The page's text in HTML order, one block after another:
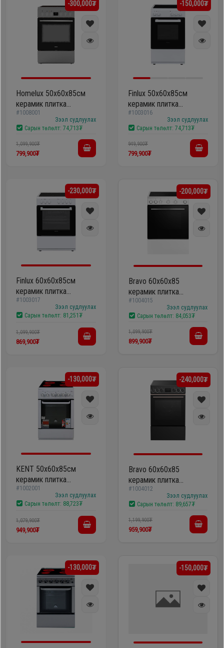
Хөргөгч,
Хөлдөөгч
Шарах
шүүгээ
Тавилга
шүүгээ
Тавилга
ГАР
Samsung
Oppo
Mi
Infinix
Huawei
Ухаалаг
Цаг
Чихэвч
Дагалдах
хэрэгсэл
-300,000₮
Homelux 50х60х85см
керамик плитка
FS5060SHL
#1008001
Зээл судлуулах
Сарын төлөлт: 74,713₮
1,099,900₮
799,900₮
-150,000₮
Finlux 50х60х85см
керамик плитка
5060XEDW
#1003016
Зээл судлуулах
Сарын төлөлт: 74,713₮
949,900₮
799,900₮
-230,000₮
Finlux 60х60х85см
керамик плитка
6060XEDW
#1003017
Зээл судлуулах
Сарын төлөлт: 81,251₮
1,099,900₮
869,900₮
-200,000₮
Bravo 60х60х85
керамик плитка
/F6SFC32E4MM-CG/
#1004015
Зээл судлуулах
Сарын төлөлт: 84,053₮
1,099,900₮
899,900₮
-130,000₮
KENT 50х60x85см
керамик плитка
VG5055XXVW
#1002001
Зээл судлуулах
Сарын төлөлт: 88,723₮
1,079,900₮
949,900₮
-240,000₮
Bravo 60х60х85
керамик плитка
/F6SFC31E4ME-CS/
#1004012
Зээл судлуулах
Сарын төлөлт: 89,657₮
1,199,900₮
959,900₮
-130,000₮ -150,000₮